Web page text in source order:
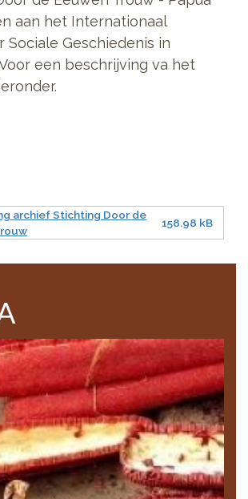
aan het Internationaal
Sociale Geschiedenis in
een beschrijving va het
archief Stichting Door de
158.98 kB